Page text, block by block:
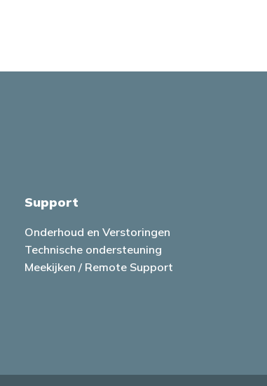
Support
Onderhoud en Verstoringen
Technische ondersteuning
Meekijken / Remote Support